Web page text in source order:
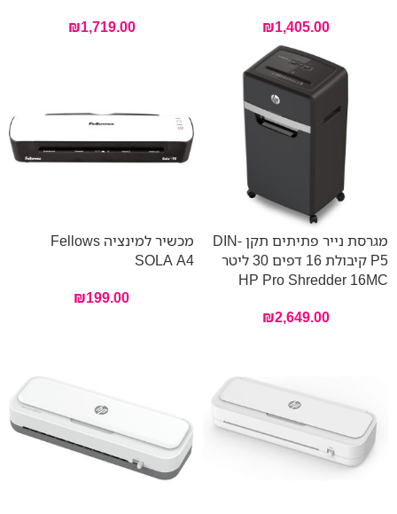
₪1,405.00
₪1,719.00
מגרסת נייר פתיתים תקן DIN-
P5 קיבולת 16 דפים 30 ליטר
HP Pro Shredder 16MC
₪2,649.00
מכשיר למינציה Fellows
SOLA A4
₪199.00